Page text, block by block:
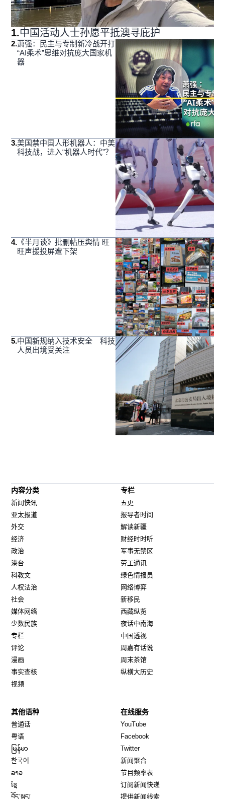
1.中国活动人士孙愿平抵澳寻庇护
2.萧强：民主与专制新冷战开打
“AI柔术”思维对抗庞大国家机
器
3.美国禁中国人形机器人：中美
科技战，进入“机器人时代”？
4. 《半月谈》批删帖压舆情 旺
旺声援投屏遭下架
5.中国新规纳入技术安全 科技
人员出境受关注
内容分类
新闻快讯
亚太报道
外交
经济
政治
港台
科教文
人权法治
社会
媒体网络
少数民族
专栏
评论
漫画
事实查核
视频
专栏
五更
报导者时间
解读新疆
财经时时听
军事无禁区
劳工通讯
绿色情报员
网络博弈
新移民
西藏纵览
夜话中南海
中国透视
周嘉有话说
周末茶馆
纵横大历史
其他语种
普通话
粤语
မြန်မာ
한국어
ລາວ
ខ្មែ
བོད་སྐད།
在线服务
YouTube
Facebook
TwitterOpens in new window
新闻聚合
节目频率表
订阅新闻快递
提供新闻线索